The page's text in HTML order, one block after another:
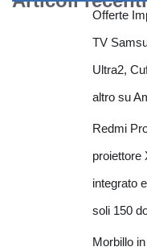
Offerte
TV
Ultra2,
altro su
Redmi
proiettore
integrato
soli 150
Morbillo